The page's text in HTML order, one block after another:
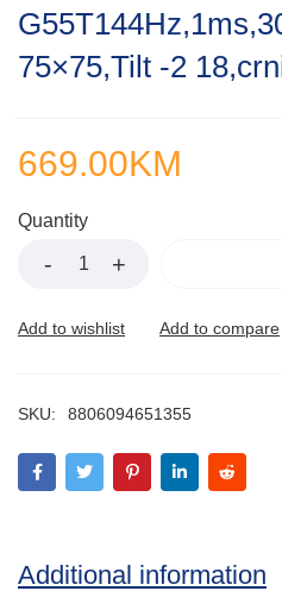
75×75,Tilt -2
669.00KM
Quantity
SKU: 8806094651355
Additional information